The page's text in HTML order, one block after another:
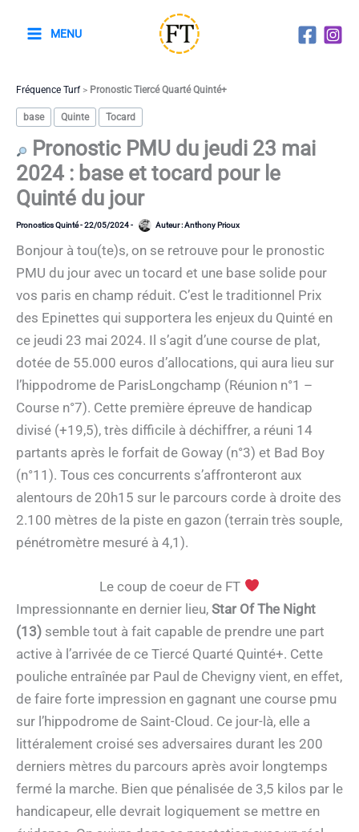
MENU
Fréquence Turf> Pronostic Tiercé Quarté Quinté+
base Quinte Tocard
Pronostic PMU du jeudi 23 mai
2024 : base et tocard pour le
Quinté du jour
Pronostics Quinté-22/05/2024- Auteur :Anthony Prioux
Bonjour à tou(te)s, on se retrouve pour le pronostic
PMU du jour avec un tocard et une base solide pour
vos paris en champ réduit. C’est le traditionnel Prix
des Epinettes qui supportera les enjeux du Quinté en
ce jeudi 23 mai 2024. Il s’agit d’une course de plat,
dotée de 55.000 euros d’allocations, qui aura lieu sur
l’hippodrome de ParisLongchamp (Réunion n°1 –
Course n°7). Cette première épreuve de handicap
divisé (+19,5), très difficile à déchiffrer, a réuni 14
partants après le forfait de Goway (n°3) et Bad Boy
(n°11). Tous ces concurrents s’affronteront aux
alentours de 20h15 sur le parcours corde à droite des
2.100 mètres de la piste en gazon (terrain très souple,
pénétromètre mesuré à 4,1).
Le coup de coeur de FT
Impressionnante en dernier lieu, Star Of The Night
(13) semble tout à fait capable de prendre une part
active à l’arrivée de ce Tiercé Quarté Quinté+. Cette
pouliche entraînée par Paul de Chevigny vient, en effet,
de faire forte impression en gagnant une course pmu
sur l’hippodrome de Saint-Cloud. Ce jour-là, elle a
littéralement croisé ses adversaires durant les 200
derniers mètres du parcours après avoir longtemps
fermé la marche. Bien que pénalisée de 3,5 kilos par le
handicapeur, elle devrait logiquement se mettre en